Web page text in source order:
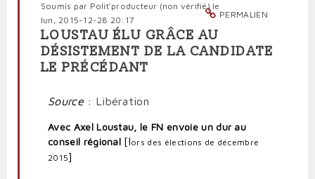
PERMALIEN
Soumis par Polit'producteur (non vérifié)le
lun, 2015-12-28 20:17
LOUSTAU ÉLU GRÂCE AU
DÉSISTEMENT DE LA CANDIDATE
LE PRÉCÉDANT
Source: Libération
Avec Axel Loustau, le FN envoie un dur au
conseil régional [lors des élections de décembre
2015]